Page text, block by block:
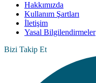
Hakkımızda
Kullanım Şartları
İletişim
Yasal Bilgilendirmeler
Bizi Takip Et